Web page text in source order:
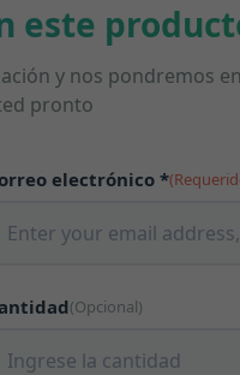
este
y nos pondremos
pronto
electrónico *
(Opcional)